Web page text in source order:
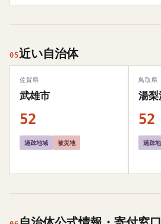
05近い自治体
佐賀県
武雄市
52
過疎地域 被災地
鳥取県
湯
52
過疎